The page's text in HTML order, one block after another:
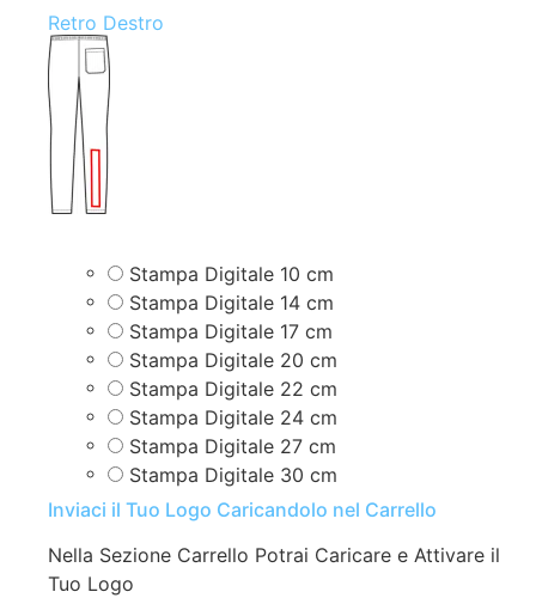
Retro Destro
Stampa Digitale 10 cm
Stampa Digitale 14 cm
Stampa Digitale 17 cm
Stampa Digitale 20 cm
Stampa Digitale 22 cm
Stampa Digitale 24 cm
Stampa Digitale 27 cm
Stampa Digitale 30 cm
Inviaci il Tuo Logo Caricandolo nel Carrello
Nella Sezione Carrello Potrai Caricare e Attivare il
Tuo Logo